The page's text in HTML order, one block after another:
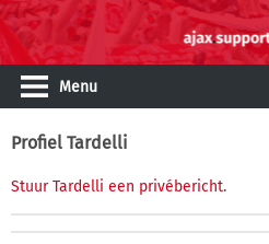
Menu
Profiel Tardelli
Stuur Tardelli een privébericht.